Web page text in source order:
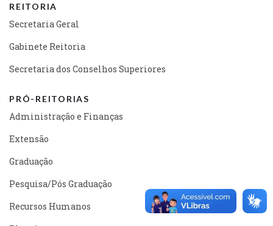
REITORIA
Secretaria Geral
Gabinete Reitoria
Secretaria dos Conselhos Superiores
PRÓ-REITORIAS
Administração e Finanças
Extensão
Graduação
Pesquisa/Pós Graduação
Recursos Humanos